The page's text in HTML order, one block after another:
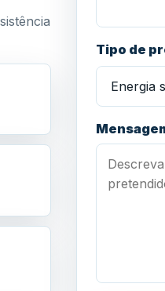
Tipo de